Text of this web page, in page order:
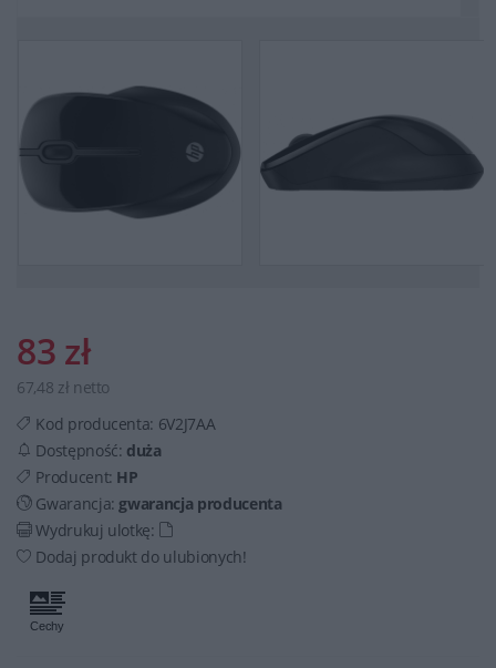
83 zł
67,48 zł netto
Kod producenta: 6V2J7AA
Dostępność: duża
Producent: HP
Gwarancja: gwarancja producenta
Wydrukuj ulotkę:
Dodaj produkt do ulubionych!